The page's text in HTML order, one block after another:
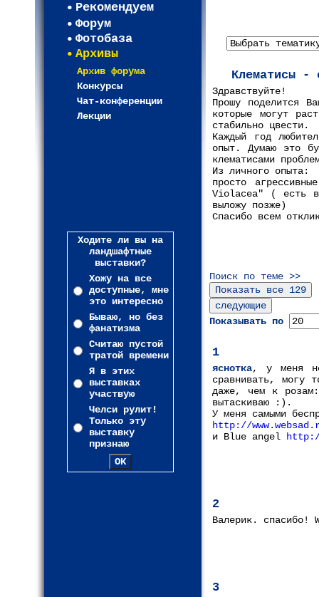
Рекомендуем
Форум
Фотобаза
Архивы
Архив форума
Конкурсы
Чат-конференции
Лекции
Ходите ли вы на
ландшафтные
выставки?
Хожу на все
доступные, мне
это интересно
Бываю, но без
фанатизма
Считаю пустой
тратой времени
Я в этих
выставках
участвую
Челси рулит!
Только эту
выставку
признаю
Клематисы -
Здравствуйте!
Прошу поделится
которые могут
стабильно цвести.
Каждый год
опыт. Думаю это
клематисами
Из личного опыта:
просто
Violacea" ( есть в
выложу позже)
Спасибо всем
Поиск по теме >>
Показывать по
1
яснотка, у меня
сравнивать, могу
даже, чем к
вытаскиваю :).
У меня самыми
http://
и Blue angel
http://
2
Валерик. спасибо!
3